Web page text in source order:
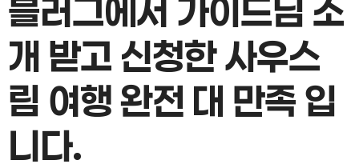
블러그에서 가이드님 소
개 받고 신청한 사우스
림 여행 완전 대 만족 입
니다.